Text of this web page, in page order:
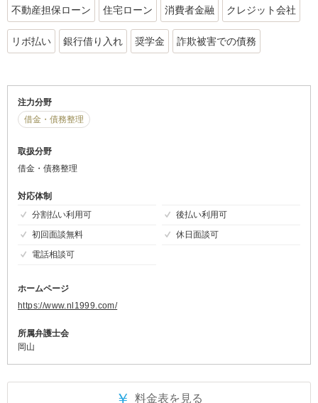
不動産担保ローン 住宅ローン 消費者金融 クレジット会社
リボ払い 銀行借り入れ 奨学金 詐欺被害での債務
注力分野
借金・債務整理
取扱分野
借金・債務整理
対応体制
分割払い利用可
後払い利用可
初回面談無料
休日面談可
電話相談可
ホームページ
https://www.nl1999.com/
所属弁護士会
岡山
￥ 料金表を見る